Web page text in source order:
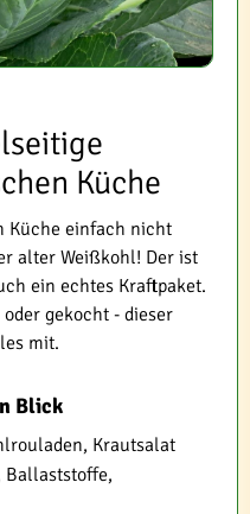
Küche
Küche einfach nicht
alter Weißkohl! Der ist
ein echtes Kraftpaket.
gekocht - dieser
mit.
Blick
Krautsalat
Ballaststoffe,